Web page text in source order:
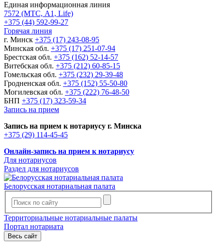
Единая информационная линия
7572 (МТС, A1, Life)
+375 (44) 592-99-27
Горячая линия
г. Минск +375 (17) 243-08-95
Минская обл. +375 (17) 251-07-94
Брестская обл. +375 (162) 52-14-57
Витебская обл. +375 (212) 60-85-15
Гомельская обл. +375 (232) 29-39-48
Гродненская обл. +375 (152) 55-50-80
Могилевская обл. +375 (222) 76-48-50
БНП +375 (17) 323-59-34
Запись на прием
Запись на прием к нотариусу г. Минска
+375 (29) 114-45-45
Онлайн-запись на прием к нотариусу
Для нотариусов
Раздел для нотариусов
Белорусская нотариальная палата
Территориальные нотариальные палаты
Портал нотариата
Весь сайт